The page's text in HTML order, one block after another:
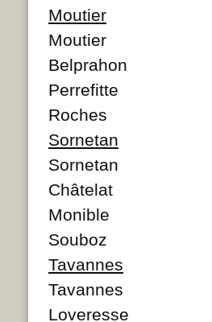
Moutier
Moutier
Belprahon
Perrefitte
Roches
Sornetan
Sornetan
Châtelat
Monible
Souboz
Tavannes
Tavannes
Loveresse